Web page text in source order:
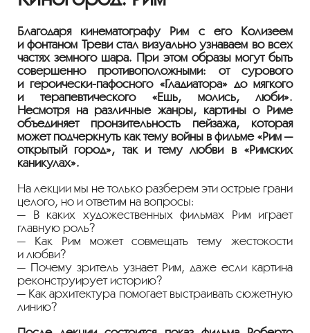
Благодаря кинематографу Рим с его Колизеем
и фонтаном Треви стал визуально узнаваем во всех
частях земного шара. При этом образы могут быть
совершенно противоположными: от сурового
и героически-пафосного«Гладиатора» до мягкого
и терапевтического «Ешь, молись, люби».
Несмотря на различные жанры, картины о Риме
объединяет пронзительность пейзажа, которая
может подчеркнуть как тему войны в фильме «Рим —
открытый город», так и тему любви в «Римских
каникулах».
На лекции мы не только разберем эти острые грани
целого, но и ответим на вопросы:
— В каких художественных фильмах Рим играет
главную роль?
— Как Рим может совмещать тему жестокости
и любви?
— Почему зритель узнает Рим, даже если картина
реконструирует историю?
— Как архитектура помогает выстраивать сюжетную
линию?